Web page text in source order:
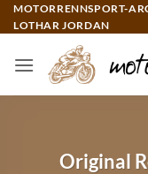
Zum
Inhalt
MOTORRENNSPORT-
LOTHAR JORDAN
Original